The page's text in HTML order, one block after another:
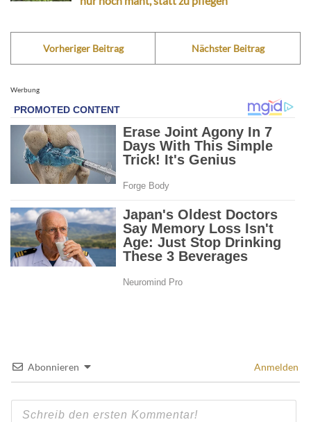
Vorheriger Beitrag Nächster Beitrag
Werbung
Abonnieren Anmelden